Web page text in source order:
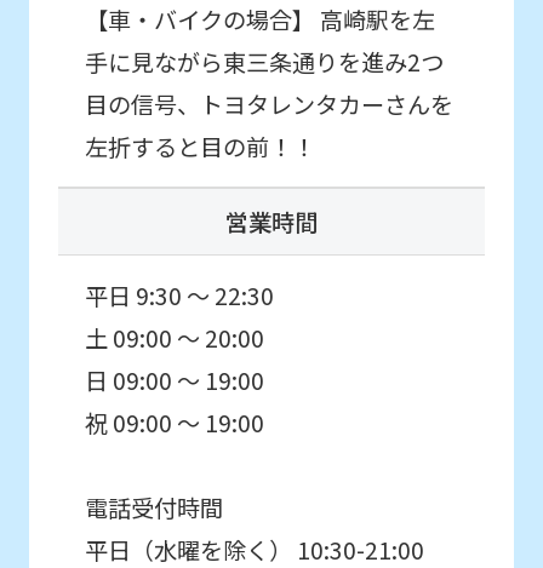
【車・バイクの場合】 高崎駅を左
手に見ながら東三条通りを進み2つ
目の信号、トヨタレンタカーさんを
左折すると目の前！！
営業時間
平日 9:30 ～ 22:30
土 09:00 ～ 20:00
日 09:00 ～ 19:00
祝 09:00 ～ 19:00
電話受付時間
平日（水曜を除く） 10:30-21:00
this
before
using
the
service.